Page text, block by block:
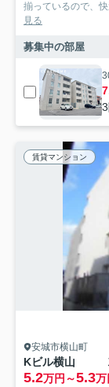
揃っているので、
見る
募集中の部屋
賃貸マンション
安城市横山町
5.2万円～5.3万